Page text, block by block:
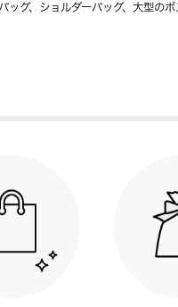
グ、ショルダーバッグ、大型の